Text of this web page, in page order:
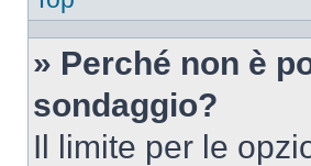
» Perché non è
sondaggio?
Il limite per le